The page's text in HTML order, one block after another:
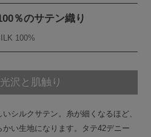
％のサテン織り
100%
沢と肌触り
シルクサテン。糸が細くなるほど、
い生地になります。タテ42デニー